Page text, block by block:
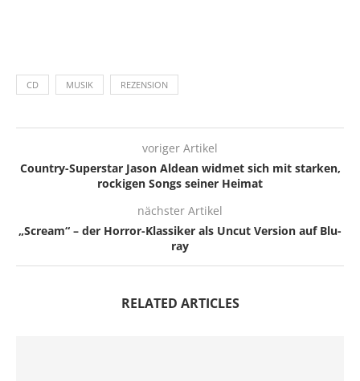
CD MUSIK REZENSION
voriger Artikel
Country-Superstar Jason Aldean widmet sich mit starken,
rockigen Songs seiner Heimat
nächster Artikel
„Scream“ – der Horror-Klassiker als Uncut Version auf Blu-
ray
RELATED ARTICLES